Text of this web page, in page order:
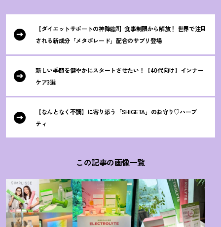
【ダイエットサポートの神降臨⁈】食事制限から解放！ 世界で注目
される新成分「メタボレード」配合のサプリ登場
新しい季節を健やかにスタートさせたい ！
【40代向け】インナー
ケア3選
【なんとなく不調】に寄り添う「SHIGETA」のお守り♡ハーブ
ティ
この記事の画像一覧